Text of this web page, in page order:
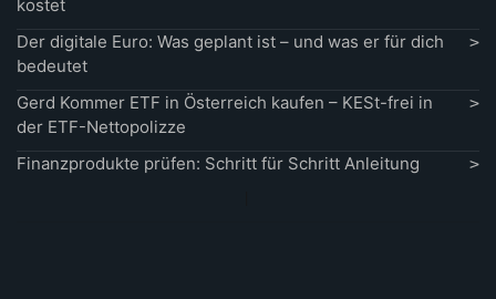
kostet
Der digitale Euro: Was geplant ist – und was er für dich
bedeutet
Gerd Kommer ETF in Österreich kaufen – KESt-frei in
der ETF-Nettopolizze
Finanzprodukte prüfen: Schritt für Schritt Anleitung